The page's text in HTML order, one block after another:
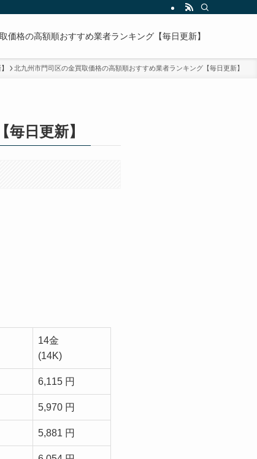
価格の高額順おすすめ業者ランキング【毎日更新】
北九州市門司区の金買取価格の高額順おすすめ業者ランキング【毎日更新】
日更新】
14金
(14K)
6,115 円
5,970 円
5,881 円